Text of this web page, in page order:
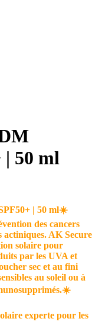
| 50 ml
| 50 ml☀️
des cancers
actiniques. AK Secure
solaire pour
par les UVA et
sec et au fini
au soleil ou à
experte pour les